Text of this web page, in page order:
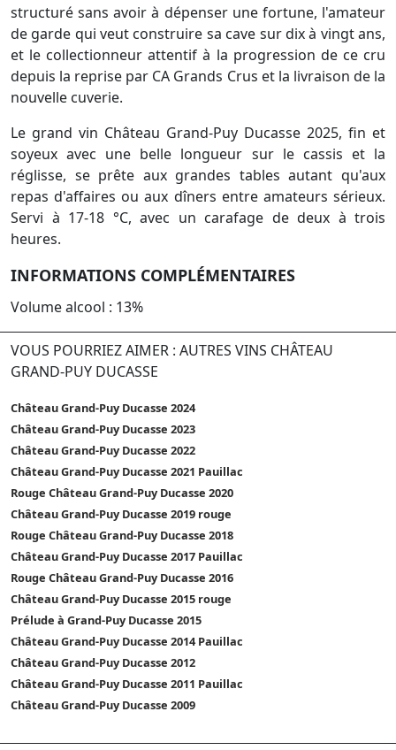
structuré sans avoir à dépenser une fortune, l'amateur
de garde qui veut construire sa cave sur dix à vingt ans,
et le collectionneur attentif à la progression de ce cru
depuis la reprise par CA Grands Crus et la livraison de la
nouvelle cuverie.
Le grand vin Château Grand-Puy Ducasse 2025, fin et
soyeux avec une belle longueur sur le cassis et la
réglisse, se prête aux grandes tables autant qu'aux
repas d'affaires ou aux dîners entre amateurs sérieux.
Servi à 17-18 °C, avec un carafage de deux à trois
heures.
INFORMATIONS COMPLÉMENTAIRES
Volume alcool : 13%
VOUS POURRIEZ AIMER : AUTRES VINS CHÂTEAU
GRAND-PUY DUCASSE
Château Grand-Puy Ducasse 2024
Château Grand-Puy Ducasse 2023
Château Grand-Puy Ducasse 2022
Château Grand-Puy Ducasse 2021 Pauillac
Rouge Château Grand-Puy Ducasse 2020
Château Grand-Puy Ducasse 2019 rouge
Rouge Château Grand-Puy Ducasse 2018
Château Grand-Puy Ducasse 2017 Pauillac
Rouge Château Grand-Puy Ducasse 2016
Château Grand-Puy Ducasse 2015 rouge
Prélude à Grand-Puy Ducasse 2015
Château Grand-Puy Ducasse 2014 Pauillac
Château Grand-Puy Ducasse 2012
Château Grand-Puy Ducasse 2011 Pauillac
Château Grand-Puy Ducasse 2009